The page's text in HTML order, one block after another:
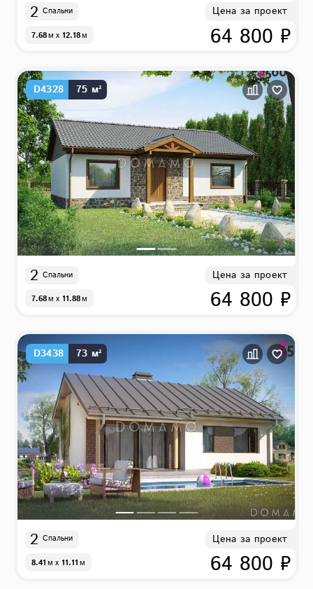
2 Спальни
7.68м x 12.18м
Цена за проект
64 800 ₽
D4328 75 м²
2 Спальни
7.68м x 11.88м
Цена за проект
64 800 ₽
D3438 73 м²
2 Спальни
8.41м x 11.11м
Цена за проект
64 800 ₽